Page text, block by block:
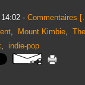
- Commentaires [
, Mount Kimbie,
, indie-pop